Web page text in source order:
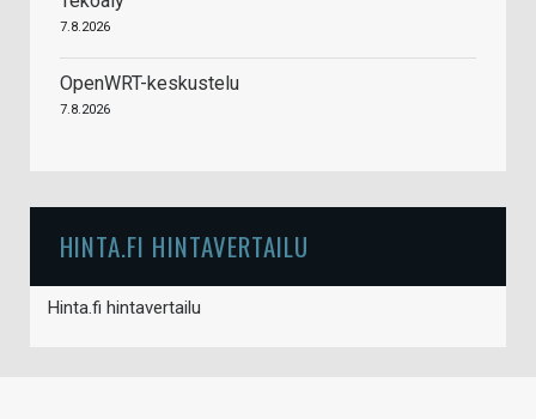
7.8.2026
OpenWRT-keskustelu
7.8.2026
HINTA.FI HINTAVERTAILU
Hinta.fi hintavertailu